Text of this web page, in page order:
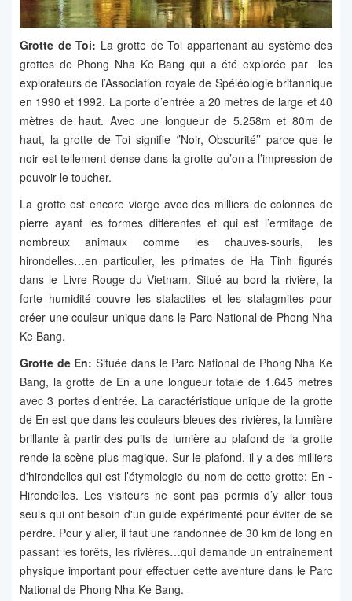
Grotte de Toi: La grotte de Toi appartenant au système des
grottes de Phong Nha Ke Bang qui a été explorée par les
explorateurs de l’Association royale de Spéléologie britannique
en 1990 et 1992. La porte d’entrée a 20 mètres de large et 40
mètres de haut. Avec une longueur de 5.258m et 80m de
haut, la grotte de Toi signifie ‘’Noir, Obscurité’’ parce que le
noir est tellement dense dans la grotte qu’on a l’impression de
pouvoir le toucher.
La grotte est encore vierge avec des milliers de colonnes de
pierre ayant les formes différentes et qui est l’ermitage de
nombreux animaux comme les chauves-souris, les
hirondelles…en particulier, les primates de Ha Tinh figurés
dans le Livre Rouge du Vietnam. Situé au bord la rivière, la
forte humidité couvre les stalactites et les stalagmites pour
créer une couleur unique dans le Parc National de Phong Nha
Ke Bang.
Grotte de En: Située dans le Parc National de Phong Nha Ke
Bang, la grotte de En a une longueur totale de 1.645 mètres
avec 3 portes d’entrée. La caractéristique unique de la grotte
de En est que dans les couleurs bleues des rivières, la lumière
brillante à partir des puits de lumière au plafond de la grotte
rende la scène plus magique. Sur le plafond, il y a des milliers
d'hirondelles qui est l’étymologie du nom de cette grotte: En -
Hirondelles. Les visiteurs ne sont pas permis d’y aller tous
seuls qui ont besoin d'un guide expérimenté pour éviter de se
perdre. Pour y aller, il faut une randonnée de 30 km de long en
passant les forêts, les rivières…qui demande un entrainement
physique important pour effectuer cette aventure dans le Parc
National de Phong Nha Ke Bang.